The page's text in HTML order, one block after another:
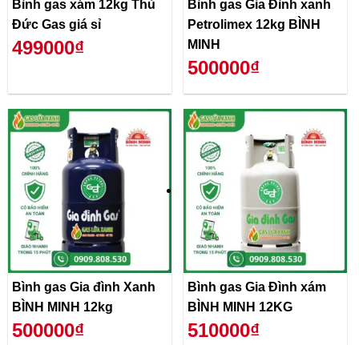
Bình gas xám 12kg Thủ
Đức Gas giá sỉ
499000₫
Bình gas Gia Đình xanh
Petrolimex 12kg BÌNH
MINH
500000₫
Bình gas Gia đình Xanh
BÌNH MINH 12kg
500000₫
Bình gas Gia Đình xám
BÌNH MINH 12KG
510000₫